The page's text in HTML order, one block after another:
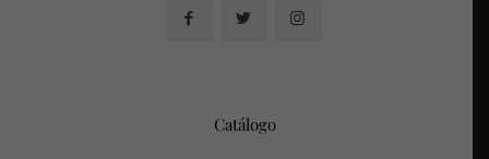
Catálogo